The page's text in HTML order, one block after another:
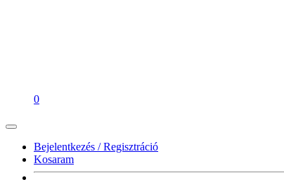
0
Bejelentkezés / Regisztráció
Kosaram